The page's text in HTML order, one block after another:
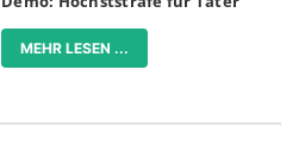
MEHR LESEN ...